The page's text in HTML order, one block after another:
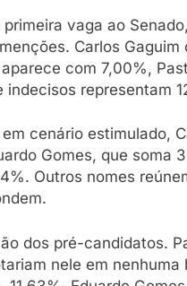
vaga ao
Carlos
com 7,00%,
representam
cenário estimulado,
Gomes, que soma
Outros nomes
dos pré-candidatos.
nele em